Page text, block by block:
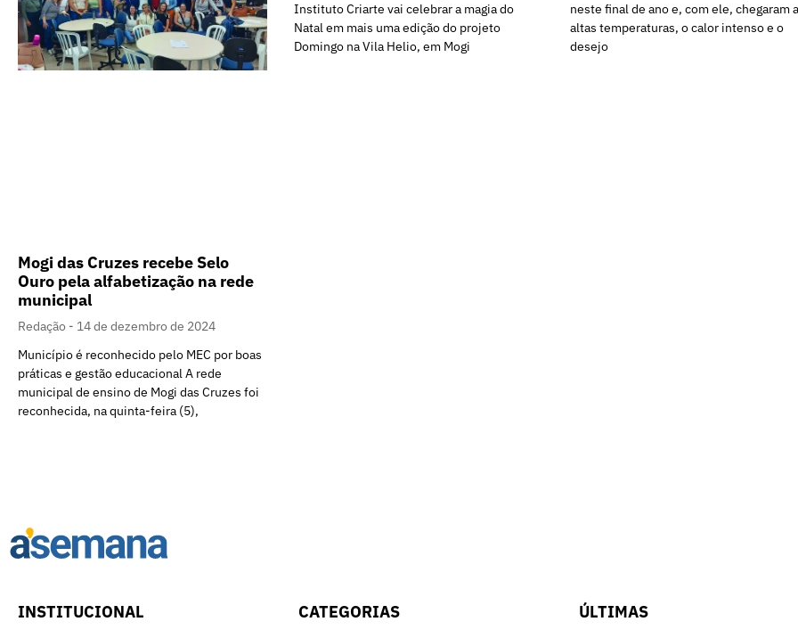
Mogi das Cruzes recebe Selo
Ouro pela alfabetização na rede
municipal
Redação
14 de dezembro de 2024
Município é reconhecido pelo MEC por boas
práticas e gestão educacional A rede
municipal de ensino de Mogi das Cruzes foi
reconhecida, na quinta-feira (5),
Instituto Criarte vai celebrar a magia do
Natal em mais uma edição do projeto
Domingo na Vila Helio, em Mogi
neste final de ano e, com ele, chegaram
altas temperaturas, o calor intenso e o
desejo
INSTITUCIONAL CATEGORIAS ÚLTIMAS